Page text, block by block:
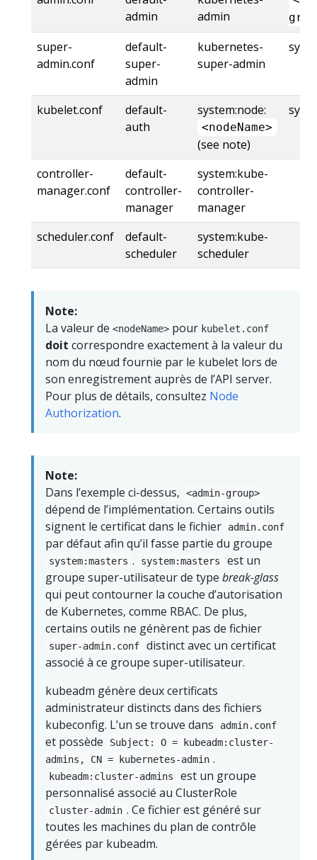
admin
admin
super-
admin.conf
default-
super-
admin
kubernetes-
super-admin
kubelet.conf
default-
auth
system:node:
<nodeName>
(see note)
controller-
manager.conf
default-
controller-
manager
system:kube-
controller-
manager
scheduler.conf
default-
scheduler
system:kube-
scheduler
Note:
La valeur de <nodeName> pour kubelet.conf
doit correspondre exactement à la valeur du
nom du nœud fournie par le kubelet lors de
son enregistrement auprès de l’API server.
Pour plus de détails, consultez Node
Authorization.
Note:
Dans l’exemple ci-dessus,
<admin-group>
dépend de l’implémentation. Certains outils
signent le certificat dans le fichier
admin.conf
par défaut afin qu’il fasse partie du groupe
system:masters . system:masters
est un
groupe super-utilisateur de type break-glass
qui peut contourner la couche d’autorisation
de Kubernetes, comme RBAC. De plus,
certains outils ne génèrent pas de fichier
super-admin.conf
distinct avec un certificat
associé à ce groupe super-utilisateur.
kubeadm génère deux certificats
administrateur distincts dans des fichiers
kubeconfig. L’un se trouve dans
admin.conf
et possède
Subject: O = kubeadm:cluster-
admins, CN = kubernetes-admin .
kubeadm:cluster-admins
est un groupe
personnalisé associé au ClusterRole
cluster-admin . Ce fichier est généré sur
toutes les machines du plan de contrôle
gérées par kubeadm.